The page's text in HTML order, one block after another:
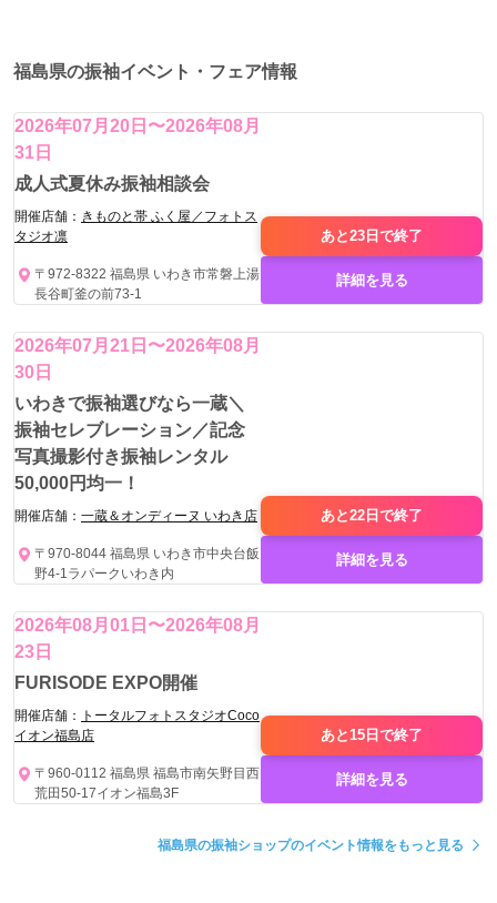
福島県の振袖イベント・フェア情報
2026年07月20日〜2026年08月
31日
成人式夏休み振袖相談会
開催店舗： きものと帯 ふく屋／フォトス
タジオ凛
〒972-8322 福島県 いわき市常磐上湯
長谷町釜の前73-1
あと23日で終了
詳細を見る
2026年07月21日〜2026年08月
30日
いわきで振袖選びなら一蔵＼
振袖セレブレーション／記念
写真撮影付き振袖レンタル
50,000円均一！
開催店舗： 一蔵＆オンディーヌ いわき店
〒970-8044 福島県 いわき市中央台飯
野4-1ラパークいわき内
あと22日で終了
詳細を見る
2026年08月01日〜2026年08月
23日
FURISODE EXPO開催
開催店舗：
トータルフォトスタジオCoco
イオン福島店
〒960-0112 福島県 福島市南矢野目西
荒田50-17イオン福島3F
あと15日で終了
詳細を見る
福島県の振袖ショップのイベント情報をもっと見る